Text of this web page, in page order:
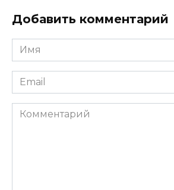
Добавить комментарий
Имя
*
Email
*
Комментарий